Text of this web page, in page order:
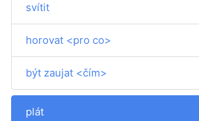
svítit
horovat <pro co>
být zaujat <čím>
plát